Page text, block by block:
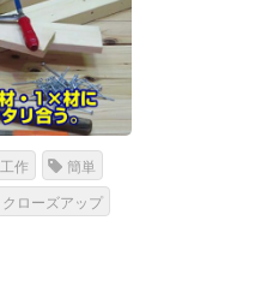
工作 簡単
クローズアップ